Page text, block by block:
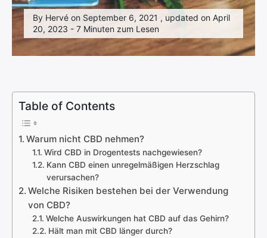
By Hervé on September 6, 2021 , updated on April
20, 2023 - 7 Minuten zum Lesen
Table of Contents
Warum nicht CBD nehmen?
Wird CBD in Drogentests nachgewiesen?
Kann CBD einen unregelmäßigen Herzschlag
verursachen?
Welche Risiken bestehen bei der Verwendung
von CBD?
Welche Auswirkungen hat CBD auf das Gehirn?
Hält man mit CBD länger durch?